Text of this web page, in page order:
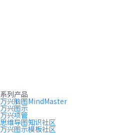
系列产品
万兴脑图MindMaster
万兴图示
万兴项管
思维导图知识社区
万兴图示模板社区